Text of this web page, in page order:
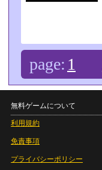
page: 1
無料ゲームについて
利用規約
免責事項
プライバシーポリシー